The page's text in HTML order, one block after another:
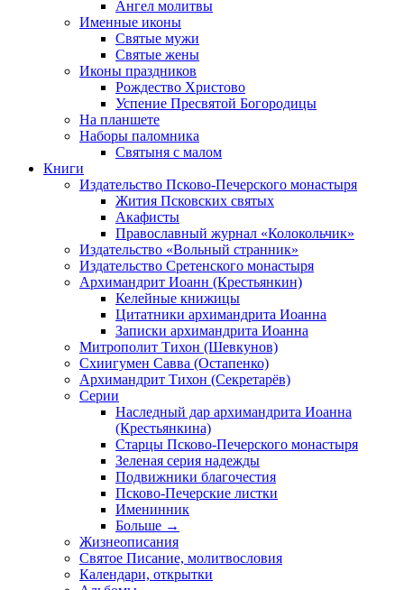
Ангел молитвы
Именные иконы
Святые мужи
Святые жены
Иконы праздников
Рождество Христово
Успение Пресвятой Богородицы
На планшете
Наборы паломника
Святыня с малом
Книги
Издательство Псково-Печерского монастыря
Жития Псковских святых
Акафисты
Православный журнал «Колокольчик»
Издательство «Вольный странник»
Издательство Сретенского монастыря
Архимандрит Иоанн (Крестьянкин)
Келейные книжицы
Цитатники архимандрита Иоанна
Записки архимандрита Иоанна
Митрополит Тихон (Шевкунов)
Схиигумен Савва (Остапенко)
Архимандрит Тихон (Секретарёв)
Серии
Наследный дар архимандрита Иоанна
(Крестьянкина)
Старцы Псково-Печерского монастыря
Зеленая серия надежды
Подвижники благочестия
Псково-Печерские листки
Именинник
Больше →
Жизнеописания
Святое Писание, молитвословия
Календари, открытки